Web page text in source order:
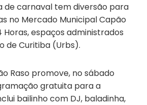
de carnaval tem diversão para
no Mercado Municipal Capão
Horas, espaços administrados
de Curitiba (Urbs).
Raso promove, no sábado
gratuita para a
bailinho com DJ, baladinha,